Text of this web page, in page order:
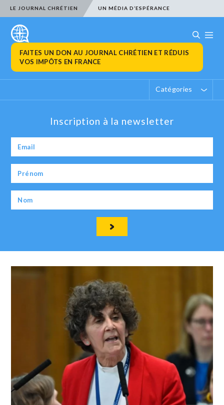
LE JOURNAL CHRÉTIEN UN MÉDIA D’ESPÉRANCE
FAITES UN DON AU JOURNAL CHRÉTIEN ET RÉDUIS
VOS IMPÔTS EN FRANCE
Catégories
Inscription à la newsletter